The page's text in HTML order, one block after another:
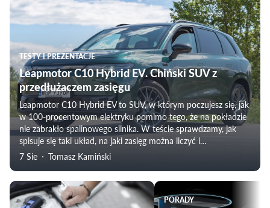
TESTY I PREZENTACJE
Leapmotor C10 Hybrid EV. Chiński SUV z
przedłużaczem zasięgu
Leapmotor C10 Hybrid EV to SUV, w którym poczujesz się, jak
w 100-procentowym elektryku pomimo tego, że na pokładzie
nie zabrakło spalinowego silnika. W teście sprawdzamy, jak
spisuje się taki układ, na jaki zasięg można liczyć i
weryfikujemy subiektywne odczucia towarzyszące
rodziny.
7 Sie Tomasz Kamiński
PORADY